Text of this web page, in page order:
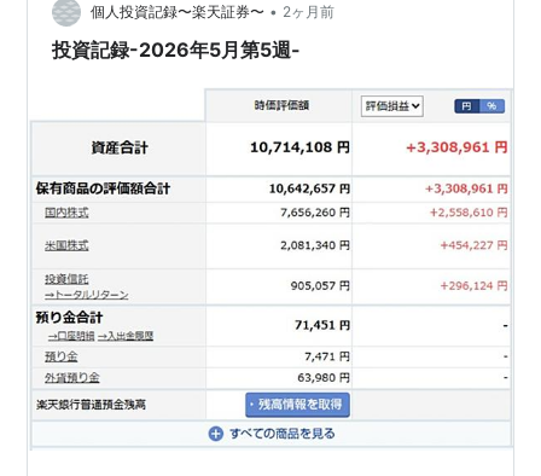
個人投資記録〜楽天証券〜 • 2ヶ月前
投資記録-2026年5月第5週-